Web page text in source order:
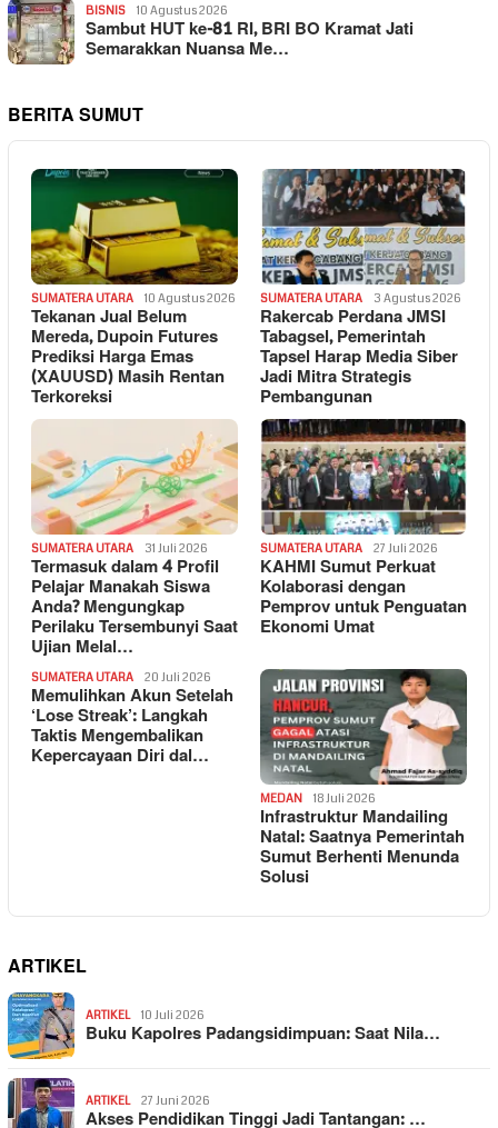
BISNIS 10 Agustus 2026
Sambut HUT ke-81 RI, BRI BO Kramat Jati
Semarakkan Nuansa Me…
BERITA SUMUT
SUMATERA UTARA 10 Agustus 2026
Tekanan Jual Belum
Mereda, Dupoin Futures
Prediksi Harga Emas
(XAUUSD) Masih Rentan
Terkoreksi
SUMATERA UTARA 3 Agustus 2026
Rakercab Perdana JMSI
Tabagsel, Pemerintah
Tapsel Harap Media Siber
Jadi Mitra Strategis
Pembangunan
SUMATERA UTARA 31 Juli 2026
Termasuk dalam 4 Profil
Pelajar Manakah Siswa
Anda? Mengungkap
Perilaku Tersembunyi Saat
Ujian Melal…
SUMATERA UTARA 27 Juli 2026
KAHMI Sumut Perkuat
Kolaborasi dengan
Pemprov untuk Penguatan
Ekonomi Umat
SUMATERA UTARA 20 Juli 2026
Memulihkan Akun Setelah
‘Lose Streak’: Langkah
Taktis Mengembalikan
Kepercayaan Diri dal…
MEDAN 18 Juli 2026
Infrastruktur Mandailing
Natal: Saatnya Pemerintah
Sumut Berhenti Menunda
Solusi
ARTIKEL
ARTIKEL 10 Juli 2026
Buku Kapolres Padangsidimpuan: Saat Nila…
ARTIKEL 27 Juni 2026
Akses Pendidikan Tinggi Jadi Tantangan: …